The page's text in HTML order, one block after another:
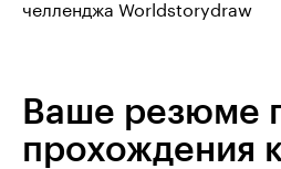
челленджа Worldstorydraw
Ваше резюме
прохождения